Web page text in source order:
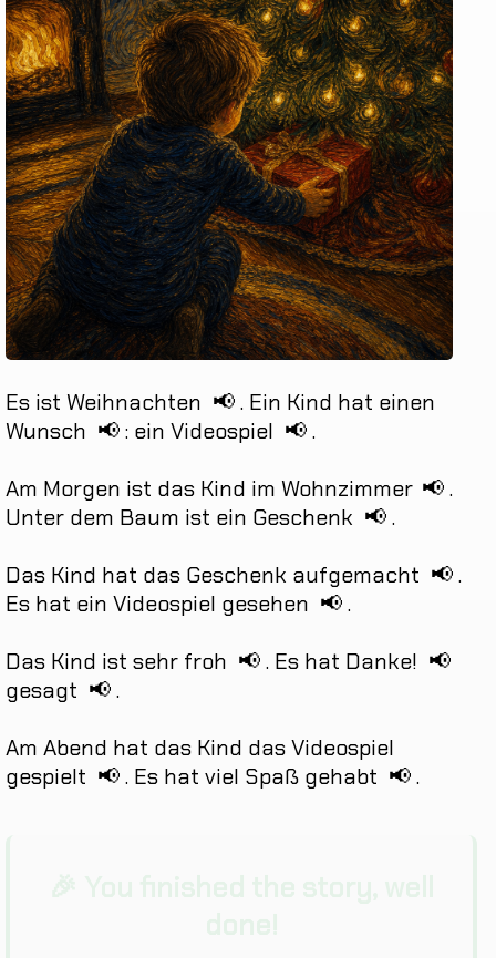
Es ist Weihnachten 📢. Ein Kind hat einen
Wunsch 📢: ein Videospiel 📢.
Am Morgen ist das Kind im Wohnzimmer 📢.
Unter dem Baum ist ein Geschenk 📢.
Das Kind hat das Geschenk aufgemacht 📢.
Es hat ein Videospiel gesehen 📢.
Das Kind ist sehr froh 📢. Es hat Danke! 📢
gesagt 📢.
Am Abend hat das Kind dasVideospiel
gespielt 📢. Es hat viel Spaß gehabt 📢.